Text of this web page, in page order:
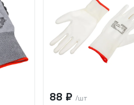
88 ₽ /шт